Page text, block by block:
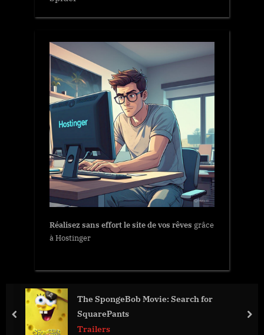
Réalisez sans effort le site de vos rêves grâce
à Hostinger
The SpongeBob Movie: Search for
SquarePants
Trailers
prev